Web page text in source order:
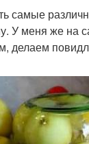
самые
У меня же на
делаем